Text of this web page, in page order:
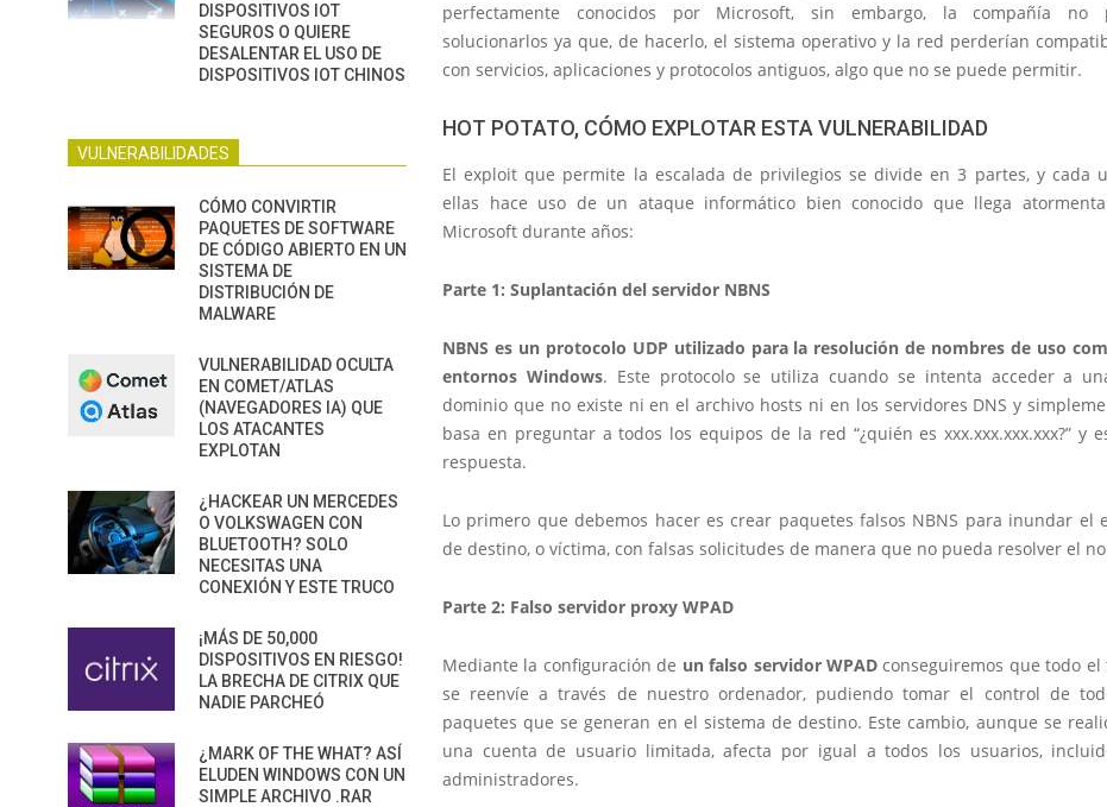
perfectamente conocidos por Microsoft, sin embargo, la compañía no
solucionarlos ya que, de hacerlo, el sistema operativo y la red perderían
con servicios, aplicaciones y protocolos antiguos, algo que no se puede permitir.
HOT POTATO, CÓMO EXPLOTAR ESTA VULNERABILIDAD
El exploit que permite la escalada de privilegios se divide en 3 partes, y cada
ellas hace uso de un ataque informático bien conocido que llega
Microsoft durante años:
Parte 1: Suplantación del servidor NBNS
NBNS es un protocolo UDP utilizado para la resolución de nombres de uso
entornos Windows. Este protocolo se utiliza cuando se intenta acceder a
dominio que no existe ni en el archivo hosts ni en los servidores DNS y
basa en preguntar a todos los equipos de la red “¿quién es xxx.xxx.xxx.xxx?” y
respuesta.
Lo primero que debemos hacer es crear paquetes falsos NBNS para inundar el
de destino, o víctima, con falsas solicitudes de manera que no pueda resolver el
Parte 2: Falso servidor proxy WPAD
Mediante la configuración de un falso servidor WPADconseguiremos que todo el
se reenvíe a través de nuestro ordenador, pudiendo tomar el control de
paquetes que se generan en el sistema de destino. Este cambio, aunque se
una cuenta de usuario limitada, afecta por igual a todos los usuarios,
administradores.
DISPOSITIVOS IOT
SEGUROS O QUIERE
DESALENTAR EL USO DE
DISPOSITIVOS IOT CHINOS
VULNERABILIDADES
CÓMO CONVIRTIR
PAQUETES DE SOFTWARE
DE CÓDIGO ABIERTO EN UN
SISTEMA DE
DISTRIBUCIÓN DE
MALWARE
VULNERABILIDAD OCULTA
EN COMET/ATLAS
(NAVEGADORES IA) QUE
LOS ATACANTES
EXPLOTAN
¿HACKEAR UN MERCEDES
O VOLKSWAGEN CON
BLUETOOTH? SOLO
NECESITAS UNA
CONEXIÓN Y ESTE TRUCO
¡MÁS DE 50,000
DISPOSITIVOS EN RIESGO!
LA BRECHA DE CITRIX QUE
NADIE PARCHEÓ
¿MARK OF THE WHAT? ASÍ
ELUDEN WINDOWS CON UN
SIMPLE ARCHIVO .RAR